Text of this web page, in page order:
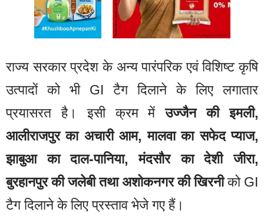
राज्य सरकार प्रदेश के अन्य पारंपरिक एवं विशिष्ट कृषि
उत्पादों को भी GI टैग दिलाने के लिए लगातार
प्रयासरत है। इसी क्रम मेंउज्जैन की इमली,
आलीराजपुर का अचारी आम, मालवा का सफेद प्याज,
झाबुआ का दाल-पानिया, मंदसौर का देशी जीरा,
बुरहानपुर की जलेबी तथा अशोकनगर की खिरनीको GI
टैग दिलाने के लिए प्रस्ताव भेजे गए हैं।